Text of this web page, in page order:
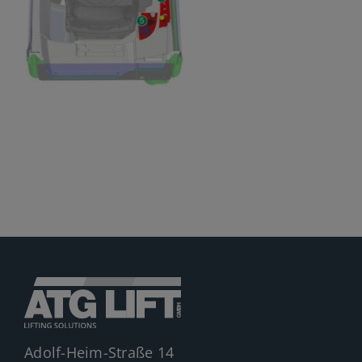
News
Ersatzteile
Adolf-Heim-Straße 14